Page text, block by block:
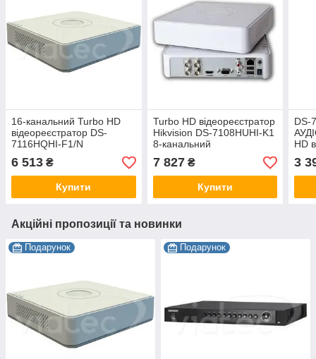
16-канальний Turbo HD
відеореєстратор DS-
7116HQHI-F1/N
6 513 ₴
Купити
Turbo HD відеореєстратор
Hikvision DS-7108HUHI-K1
8-канальний
7 827₴
Купити
DS-
HD
3
Акційні пропозиції та новинки
Подарунок Подарунок